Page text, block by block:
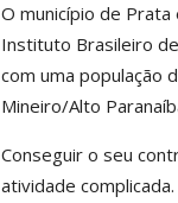
O município de
Instituto Brasileiro
com uma população
Mineiro/Alto
Conseguir o seu
atividade